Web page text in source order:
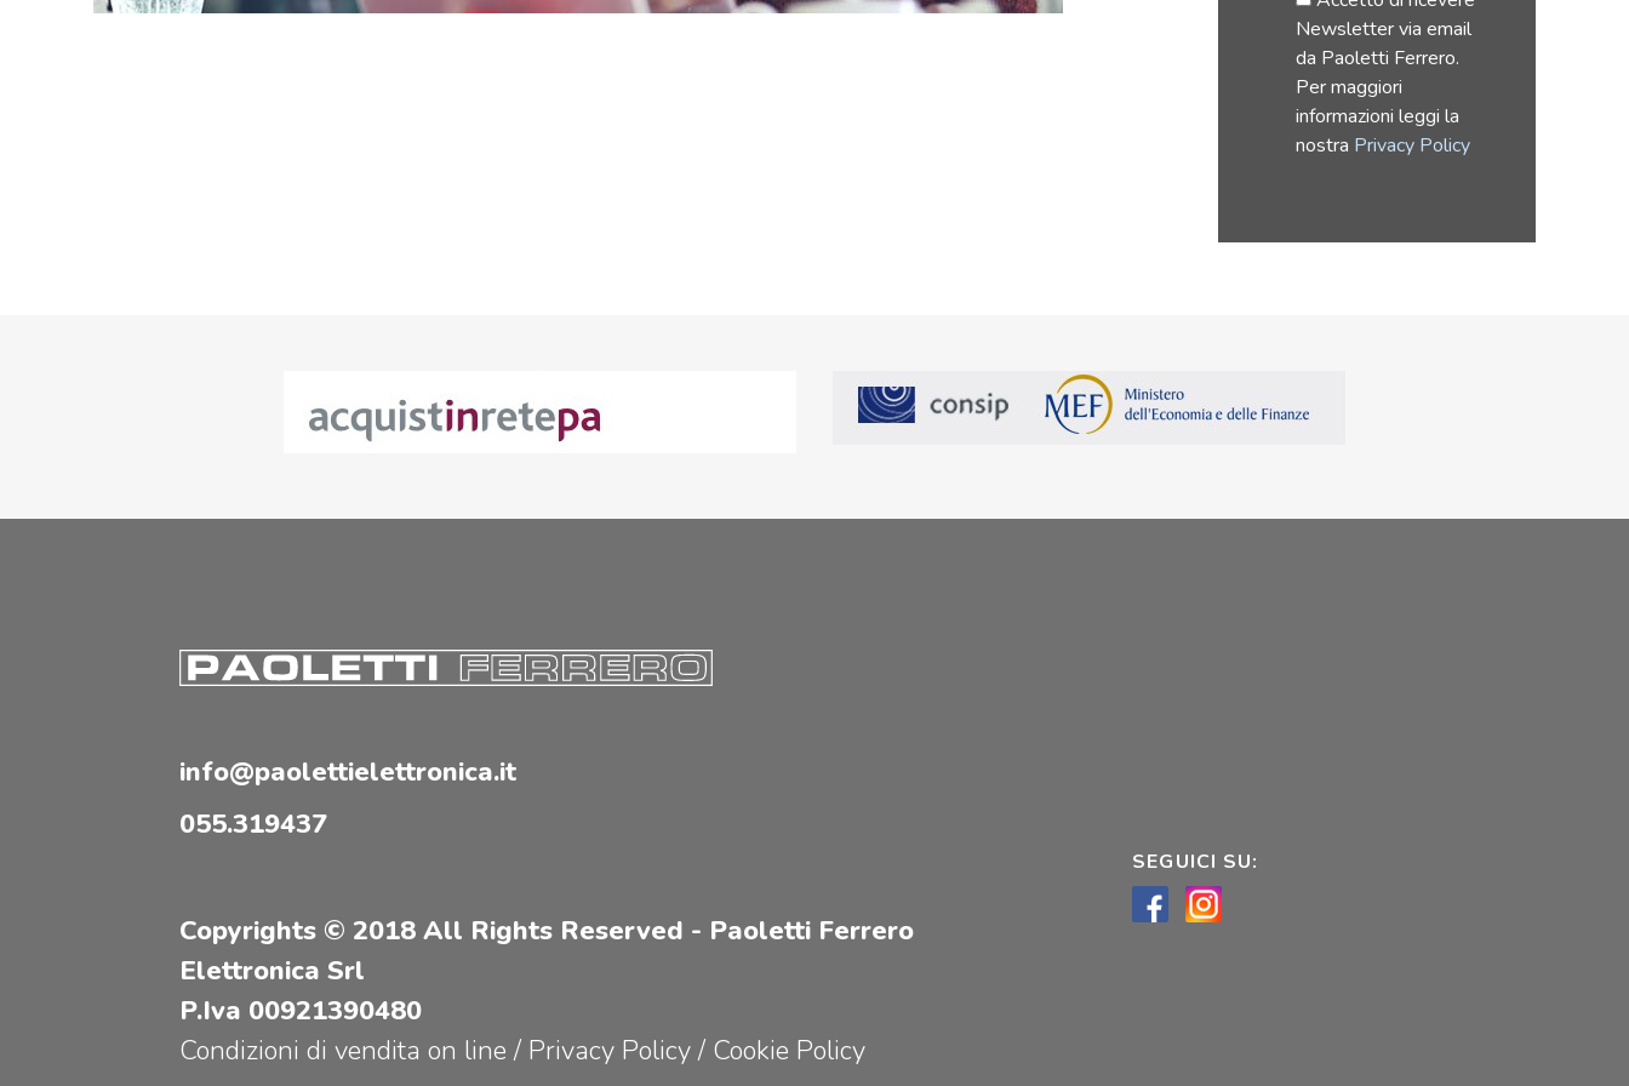
Newsletter via email
da Paoletti Ferrero.
Per maggiori
informazioni leggi la
nostra Privacy Policy
info@paolettielettronica.it
055.319437
Copyrights © 2018 All Rights Reserved - Paoletti Ferrero
Elettronica Srl
P.Iva 00921390480
Condizioni di vendita on line / Privacy Policy/ Cookie Policy
SEGUICI SU: